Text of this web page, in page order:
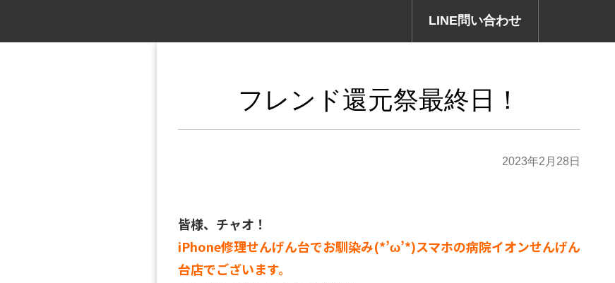
LINE問い合わせ
フレンド還元祭最終日！
2023年2月28日
皆様、チャオ！
iPhone修理せんげん台でお馴染み(*’ω’*)スマホの病院イオンせんげん
台店でございます。